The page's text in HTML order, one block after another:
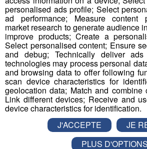
Jessica Dosite, Présidente
FCPE Haute-Savoie & Vice
CDPE
"La grande inquiétude pour nous,
puissent pas suivre en totalité
rentrée scolaire. Entre les
qui sont englobés dans ce budget, en
on estime que ce n'est pas suffisant, il
le taux de la rentrée scolaire pour
personalised ads profile; Select
ad performance; Measure content
market research to generate audience
improve products; Create a
Select personalised content; Ensure
and debug; Technically deliver
technologies may process personal
and browsing data to offer following
scan device characteristics for
geolocation data; Match and combine
Link different devices; Receive and
device characteristics for identification.
J'ACCEPTE
JE
PLUS D'OPTIONS